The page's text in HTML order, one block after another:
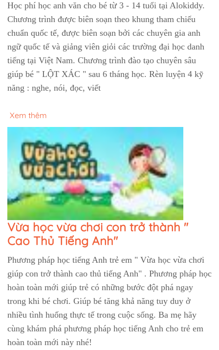
Học phí học anh văn cho bé từ 3 - 14 tuổi tại Alokiddy.
Chương trình được biên soạn theo khung tham chiếu
chuẩn quốc tế, được biên soạn bởi các chuyên gia anh
ngữ quốc tế và giảng viên giỏi các trường đại học danh
tiếng tại Việt Nam. Chương trình đào tạo chuyên sâu
giúp bé " LỘT XÁC " sau 6 tháng học. Rèn luyện 4 kỹ
năng : nghe, nói, đọc, viết
Xem thêm
Vừa học vừa chơi con trở thành "
Cao Thủ Tiếng Anh"
Phương pháp học tiếng Anh trẻ em " Vừa học vừa chơi
giúp con trở thành cao thủ tiếng Anh" . Phương pháp học
hoàn toàn mới giúp trẻ có những bước đột phá ngay
trong khi bé chơi. Giúp bé tăng khả năng tuy duy ở
nhiều tình huống thực tế trong cuộc sống. Ba mẹ hãy
cùng khám phá phương pháp học tiếng Anh cho trẻ em
hoàn toàn mới này nhé!